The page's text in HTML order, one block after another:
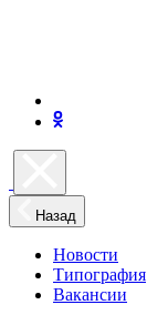
Назад
Новости
Типография
Вакансии